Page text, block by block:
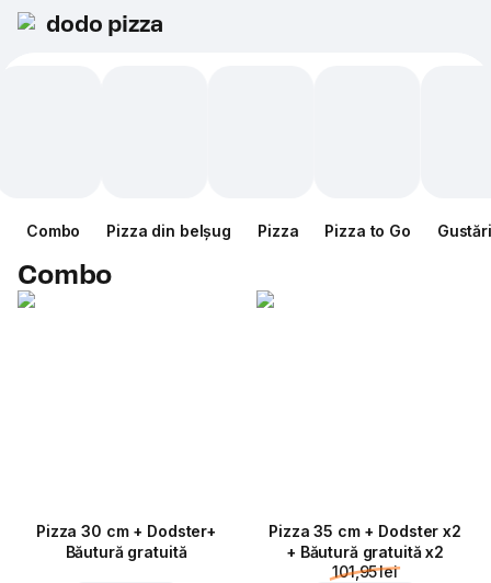
dodo pizza
Combo Pizza din belșug Pizza Pizza to Go Gustări
Combo
Pizza 30 cm + Dodster+
Băutură gratuită
Pizza 35 cm + Dodster x2
+ Băutură gratuită x2
101,95 lei